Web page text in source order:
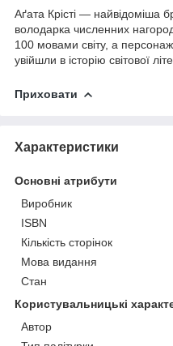
Аґата Крісті — найвідоміша
володарка численних
100 мовами світу, а
увійшли в історію світової
Приховати
Характеристики
Основні атрибути
Виробник
ISBN
Кількість сторінок
Мова видання
Стан
Користувальницькі
Автор